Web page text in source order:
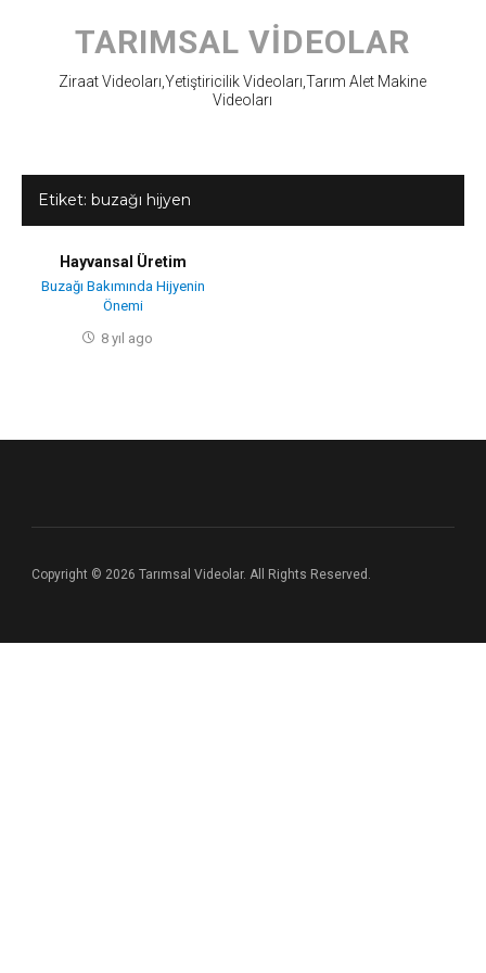
content
TARIMSAL VIDEOLAR
Ziraat Videoları,Yetiştiricilik Videoları,Tarım Alet Makine
Videoları
Etiket: buzağı hijyen
Hayvansal Üretim
Buzağı Bakımında Hijyenin
Önemi
8 yıl ago
Copyright © 2026 Tarımsal Videolar. All Rights Reserved.